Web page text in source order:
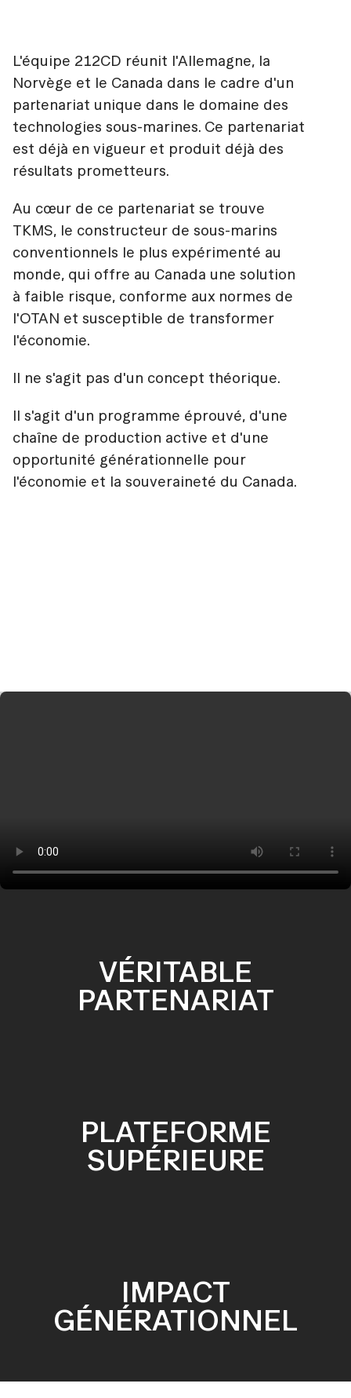
L'équipe 212CD réunit l'Allemagne, la
Norvège et le Canada dans le cadre d'un
partenariat unique dans le domaine des
technologies sous-marines. Ce partenariat
est déjà en vigueur et produit déjà des
résultats prometteurs.
Au cœur de ce partenariat se trouve
TKMS, le constructeur de sous-marins
conventionnels le plus expérimenté au
monde, qui offre au Canada une solution
à faible risque, conforme aux normes de
l'OTAN et susceptible de transformer
l'économie.
Il ne s'agit pas d'un concept théorique.
Il s'agit d'un programme éprouvé, d'une
chaîne de production active et d'une
opportunité générationnelle pour
l'économie et la souveraineté du Canada.
VÉRITABLE
PARTENARIAT
PLATEFORME
SUPÉRIEURE
IMPACT
GÉNÉRATIONNEL